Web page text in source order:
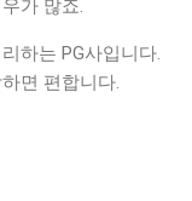
가 많죠.
하는 PG사입니다.
면 편합니다.